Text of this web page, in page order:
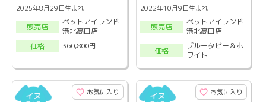
2025年8月29日生まれ
販売店
ペットアイランド
港北高田店
価格
360,800円
2022年10月9日生まれ
販売店
ペットアイランド
港北高田店
価格
ブルータビー＆ホ
ワイト
お気に入り お気に入り